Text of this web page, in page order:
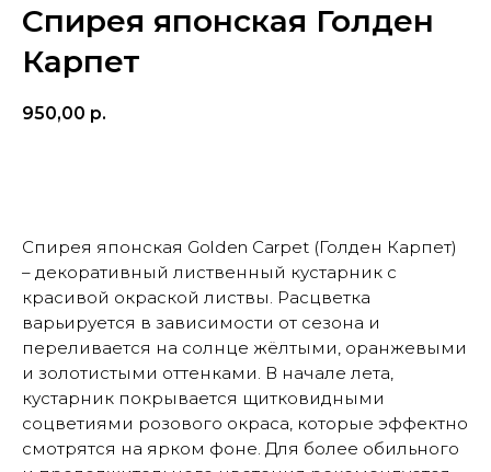
Спирея японская Голден
Карпет
950,00 р.
Спирея японская Golden Carpet (Голден Карпет)
– декоративный лиственный кустарник с
красивой окраской листвы. Расцветка
варьируется в зависимости от сезона и
переливается на солнце жёлтыми, оранжевыми
и золотистыми оттенками. В начале лета,
кустарник покрывается щитковидными
соцветиями розового окраса, которые эффектно
смотрятся на ярком фоне. Для более обильного